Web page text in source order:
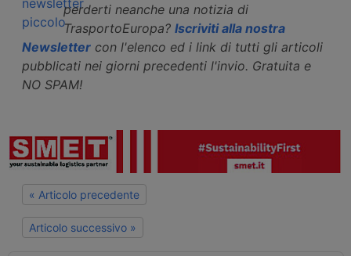
perderti neanche una notizia di
TrasportoEuropa? Iscriviti alla nostra
Newsletter con l'elenco ed i link di tutti gli articoli
pubblicati nei giorni precedenti l'invio. Gratuita e
NO SPAM!
« Articolo precedente
Articolo successivo »